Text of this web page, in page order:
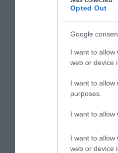
Opted Out
Google
I want to allow
web or device
I want to allow
purposes.
I want to allow
I want to allow
web or device